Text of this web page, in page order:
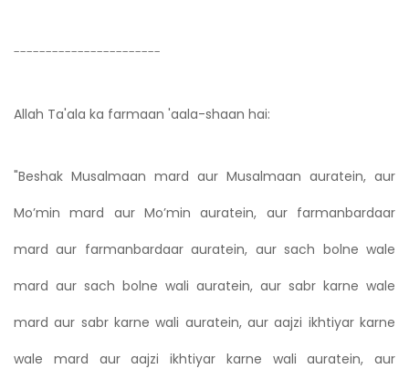
-----------------------
Allah Ta'ala ka farmaan 'aala-shaan hai:
"Beshak Musalmaan mard aur Musalmaan auratein, aur
Mo’min mard aur Mo’min auratein, aur farmanbardaar
mard aur farmanbardaar auratein, aur sach bolne wale
mard aur sach bolne wali auratein, aur sabr karne wale
mard aur sabr karne wali auratein, aur aajzi ikhtiyar karne
wale mard aur aajzi ikhtiyar karne wali auratein, aur